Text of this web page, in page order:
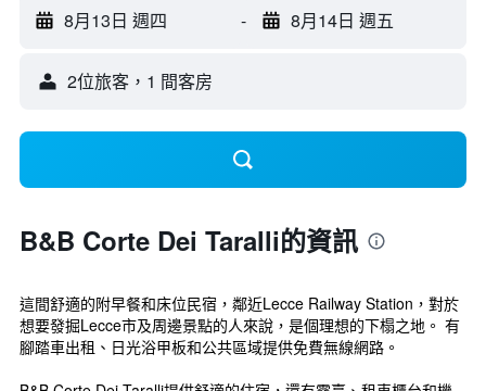
8月13日 週四 - 8月14日 週五
2位旅客，1 間客房
B&B Corte Dei Taralli的資訊
這間舒適的附早餐和床位民宿，鄰近Lecce Railway Station，對於
想要發掘Lecce市及周邊景點的人來說，是個理想的下榻之地。 有
腳踏車出租、日光浴甲板和公共區域提供免費無線網路。